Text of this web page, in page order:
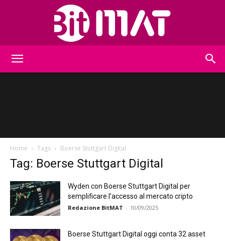
Home Tags Boerse Stuttgart Digital
Tag: Boerse Stuttgart Digital
Wyden con Boerse Stuttgart Digital per
semplificare l’accesso al mercato cripto
Redazione BitMAT - 10/09/2025
Boerse Stuttgart Digital oggi conta 32 asset